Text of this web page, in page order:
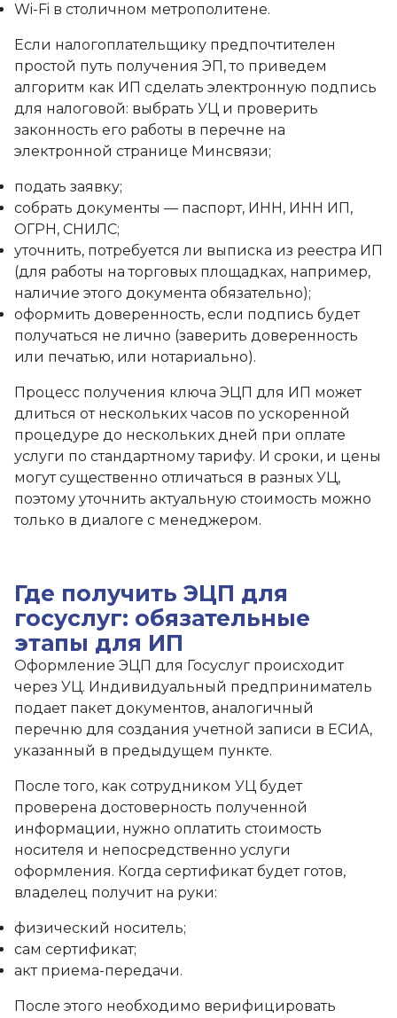
Wi-Fi в столичном метрополитене.
Если налогоплательщику предпочтителен
простой путь получения ЭП, то приведем
алгоритм как ИП сделать электронную подпись
для налоговой: выбрать УЦ и проверить
законность его работы в перечне на
электронной странице Минсвязи;
подать заявку;
собрать документы — паспорт, ИНН, ИНН ИП,
ОГРН, СНИЛС;
уточнить, потребуется ли выписка из реестра ИП
(для работы на торговых площадках, например,
наличие этого документа обязательно);
оформить доверенность, если подпись будет
получаться не лично (заверить доверенность
или печатью, или нотариально).
Процесс получения ключа ЭЦП для ИП может
длиться от нескольких часов по ускоренной
процедуре до нескольких дней при оплате
услуги по стандартному тарифу. И сроки, и цены
могут существенно отличаться в разных УЦ,
поэтому уточнить актуальную стоимость можно
только в диалоге с менеджером.
Где получить ЭЦП для
госуслуг: обязательные
этапы для ИП
Оформление ЭЦП для Госуслуг происходит
через УЦ. Индивидуальный предприниматель
подает пакет документов, аналогичный
перечню для создания учетной записи в ЕСИА,
указанный в предыдущем пункте.
После того, как сотрудником УЦ будет
проверена достоверность полученной
информации, нужно оплатить стоимость
носителя и непосредственно услуги
оформления. Когда сертификат будет готов,
владелец получит на руки:
физический носитель;
сам сертификат;
акт приема-передачи.
После этого необходимо верифицировать